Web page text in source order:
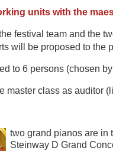
units with the
festival team and the
will be proposed to the
to 6 persons (chosen
master class as auditor
two grand pianos are in
Steinway D Grand